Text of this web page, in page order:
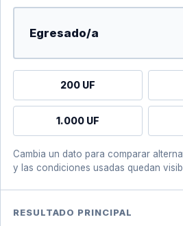
200 UF
1.000 UF
Cambia un dato para comparar
y las condiciones usadas quedan
RESULTADO PRINCIPAL